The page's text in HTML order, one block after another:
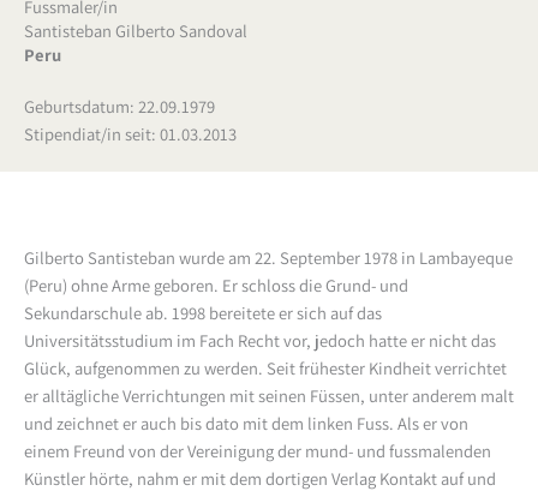
Fussmaler/in
Santisteban Gilberto Sandoval
Peru
Geburtsdatum: 22.09.1979
Stipendiat/in seit: 01.03.2013
Gilberto Santisteban wurde am 22. September 1978 in Lambayeque
(Peru) ohne Arme geboren. Er schloss die Grund- und
Sekundarschule ab. 1998 bereitete er sich auf das
Universitätsstudium im Fach Recht vor, jedoch hatte er nicht das
Glück, aufgenommen zu werden. Seit frühester Kindheit verrichtet
er alltägliche Verrichtungen mit seinen Füssen, unter anderem malt
und zeichnet er auch bis dato mit dem linken Fuss. Als er von
einem Freund von der Vereinigung der mund- und fussmalenden
Künstler hörte, nahm er mit dem dortigen Verlag Kontakt auf und